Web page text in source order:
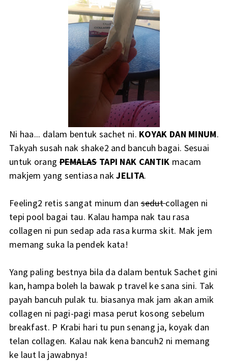
Ni haa... dalam bentuk sachet ni. KOYAK DAN MINUM.
Takyah susah nak shake2 and bancuh bagai. Sesuai
untuk orangPEMALAS TAPI NAK CANTIK macam
makjem yang sentiasa nakJELITA.
Feeling2 retis sangat minum dansedutcollagen ni
tepi pool bagai tau. Kalau hampa nak tau rasa
collagen ni pun sedap ada rasa kurma skit. Mak jem
memang suka la pendek kata!
Yang paling bestnya bila da dalam bentuk Sachet gini
kan, hampa boleh la bawak p travel ke sana sini. Tak
payah bancuh pulak tu. biasanya mak jam akan amik
collagen ni pagi-pagi masa perut kosong sebelum
breakfast. P Krabi hari tu pun senang ja, koyak dan
telan collagen. Kalau nak kena bancuh2 ni memang
ke laut la jawabnya!